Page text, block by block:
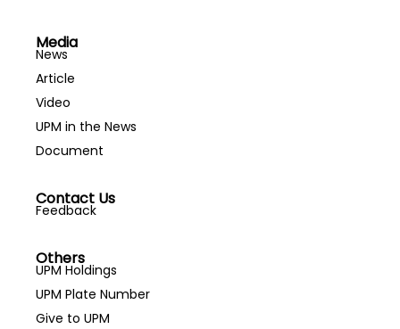
Media
News
Article
Video
UPM in the News
Document
Contact Us
Feedback
Others
UPM Holdings
UPM Plate Number
Give to UPM